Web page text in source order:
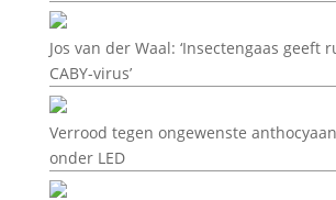
Jos van der Waal: ‘Insectengaas geeft
CABY-virus’
Verrood tegen ongewenste
onder LED